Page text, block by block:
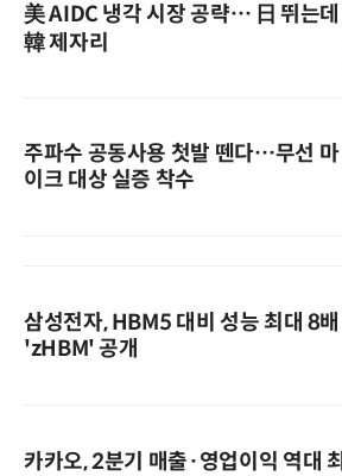
美 AIDC 냉각 시장 공략… 日 뛰는데
韓 제자리
주파수 공동사용 첫발 뗀다…무선 마
이크 대상 실증 착수
삼성전자, HBM5 대비 성능 최대 8배
'zHBM' 공개
카카오, 2분기 매출·영업이익 역대 최